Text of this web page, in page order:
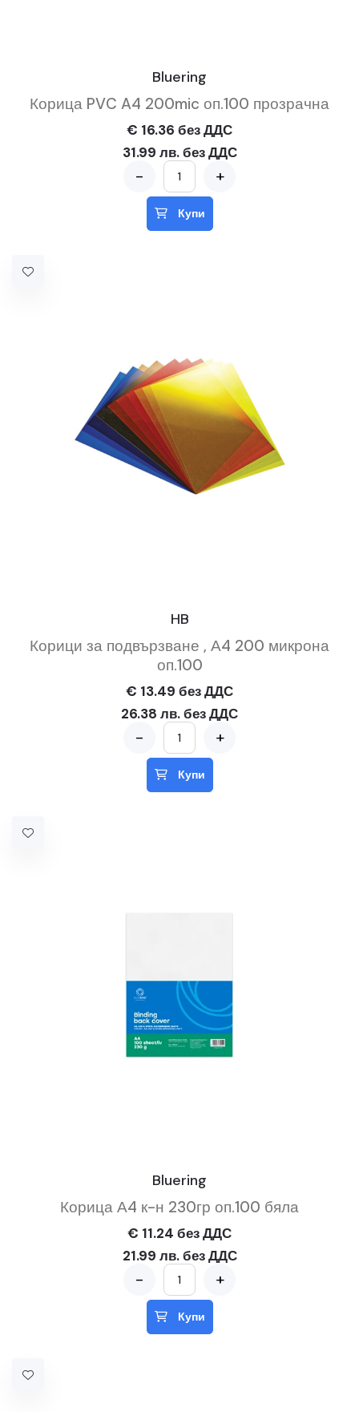
Bluering
Корица PVC A4 200mic оп.100 прозрачна
€ 16.36 без ДДС
31.99 лв. без ДДС
- +
Купи
HB
Корици за подвързване , А4 200 микрона
оп.100
€ 13.49 без ДДС
26.38 лв. без ДДС
- +
Купи
Bluering
Корица А4 к-н 230гр оп.100 бяла
€ 11.24 без ДДС
21.99 лв. без ДДС
- +
Купи